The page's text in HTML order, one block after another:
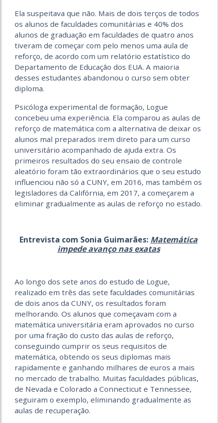
Ela suspeitava que não. Mais de dois terços de todos
os alunos de faculdades comunitárias e 40% dos
alunos de graduação em faculdades de quatro anos
tiveram de começar com pelo menos uma aula de
reforço, de acordo com um relatório estatístico do
Departamento de Educação dos EUA. A maioria
desses estudantes abandonou o curso sem obter
diploma.
Psicóloga experimental de formação, Logue
concebeu uma experiência. Ela comparou as aulas de
reforço de matemática com a alternativa de deixar os
alunos mal preparados irem direto para um curso
universitário acompanhado de ajuda extra. Os
primeiros resultados do seu ensaio de controle
aleatório foram tão extraordinários que o seu estudo
influenciou não só a CUNY, em 2016, mas também os
legisladores da Califórnia, em 2017, a começarem a
eliminar gradualmente as aulas de reforço no estado.
Entrevista com Sonia Guimarães: Matemática
impede avanço nas exatas
Ao longo dos sete anos do estudo de Logue,
realizado em três das sete faculdades comunitárias
de dois anos da CUNY, os resultados foram
melhorando. Os alunos que começavam com a
matemática universitária eram aprovados no curso
por uma fração do custo das aulas de reforço,
conseguindo cumprir os seus requisitos de
matemática, obtendo os seus diplomas mais
rapidamente e ganhando milhares de euros a mais
no mercado de trabalho. Muitas faculdades públicas,
de Nevada e Colorado a Connecticut e Tennessee,
seguiram o exemplo, eliminando gradualmente as
aulas de recuperação.